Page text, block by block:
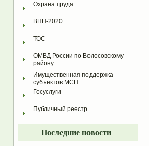
Охрана труда
ВПН-2020
ТОС
ОМВД России по Волосовскому
району
Имущественная поддержка
субъектов МСП
Госуслуги
Публичный реестр
Последние новости